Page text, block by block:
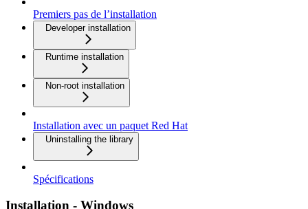
Premiers pas de l’installation
Developer installation
Runtime installation
Non-root installation
Installation avec un paquet Red Hat
Uninstalling the library
Spécifications
Installation - Windows